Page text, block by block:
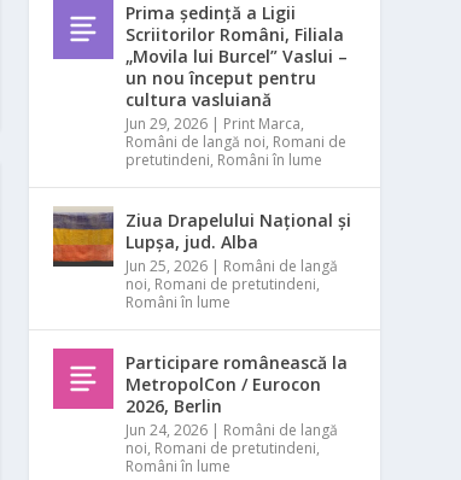
Prima ședință a Ligii
Scriitorilor Români, Filiala
„Movila lui Burcel” Vaslui –
un nou început pentru
cultura vasluiană
Jun 29, 2026 | Print Marca,
Români de langă noi, Romani de
pretutindeni, Români în lume
Ziua Drapelului Național și
Lupșa, jud. Alba
Jun 25, 2026 | Români de langă
noi, Romani de pretutindeni,
Români în lume
Participare românească la
MetropolCon / Eurocon
2026, Berlin
Jun 24, 2026 | Români de langă
noi, Romani de pretutindeni,
Români în lume